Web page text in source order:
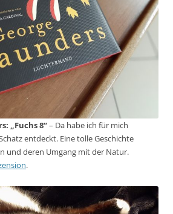
„Fuchs 8“– Da habe ich für mich
entdeckt. Eine tolle Geschichte
und deren Umgang mit der Natur.
.